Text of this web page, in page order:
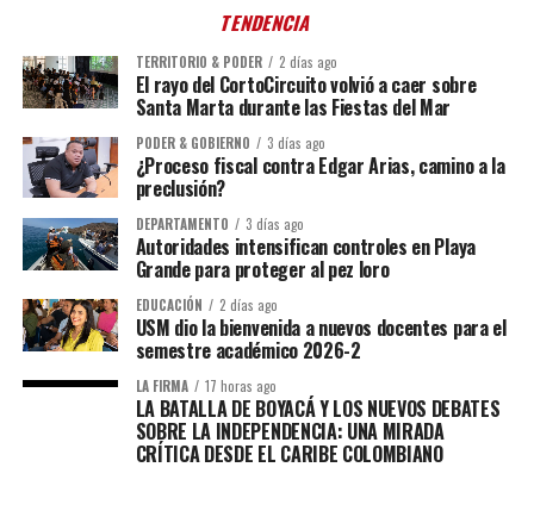
TENDENCIA
TERRITORIO & PODER 2 días ago
El rayo del CortoCircuito volvió a caer sobre
Santa Marta durante las Fiestas del Mar
PODER & GOBIERNO 3 días ago
¿Proceso fiscal contra Edgar Arias, camino a la
preclusión?
DEPARTAMENTO 3 días ago
Autoridades intensifican controles en Playa
Grande para proteger al pez loro
EDUCACIÓN 2 días ago
USM dio la bienvenida a nuevos docentes para el
semestre académico 2026-2
LA FIRMA 17 horas ago
LA BATALLA DE BOYACÁ Y LOS NUEVOS DEBATES
SOBRE LA INDEPENDENCIA: UNA MIRADA
CRÍTICA DESDE EL CARIBE COLOMBIANO